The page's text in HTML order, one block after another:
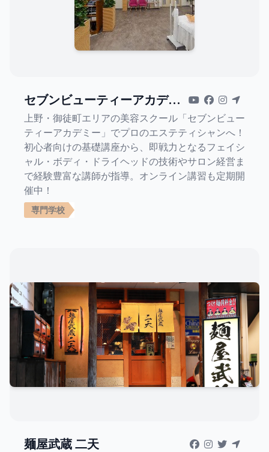
セブンビューティーアカデミ
ー
上野・御徒町エリアの美容スクール「セブンビュー
ティーアカデミー」でプロのエステティシャンへ！
初心者向けの基礎講座から、即戦力となるフェイシ
ャル・ボディ・ドライヘッドの技術やサロン経営ま
で経験豊富な講師が指導。オンライン講習も定期開
催中！
専門学校
麺屋武蔵 二天